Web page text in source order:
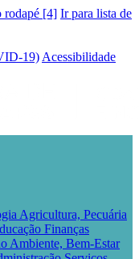
rodapé [4] Ir para lista de
19) Acessibilidade
Agricultura, Pecuária
Finanças
Ambiente, Bem-Estar